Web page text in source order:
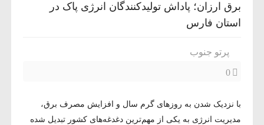
برق ارزان؛ پاداش تولیدکنندگان انرژی پاک در
استان فارس
پرتو جنوب
0
با نزدیک شدن به روزهای گرم سال و افزایش مصرف برق،
مدیریت انرژی به یکی از مهم‌ترین دغدغه‌های کشور تبدیل شده